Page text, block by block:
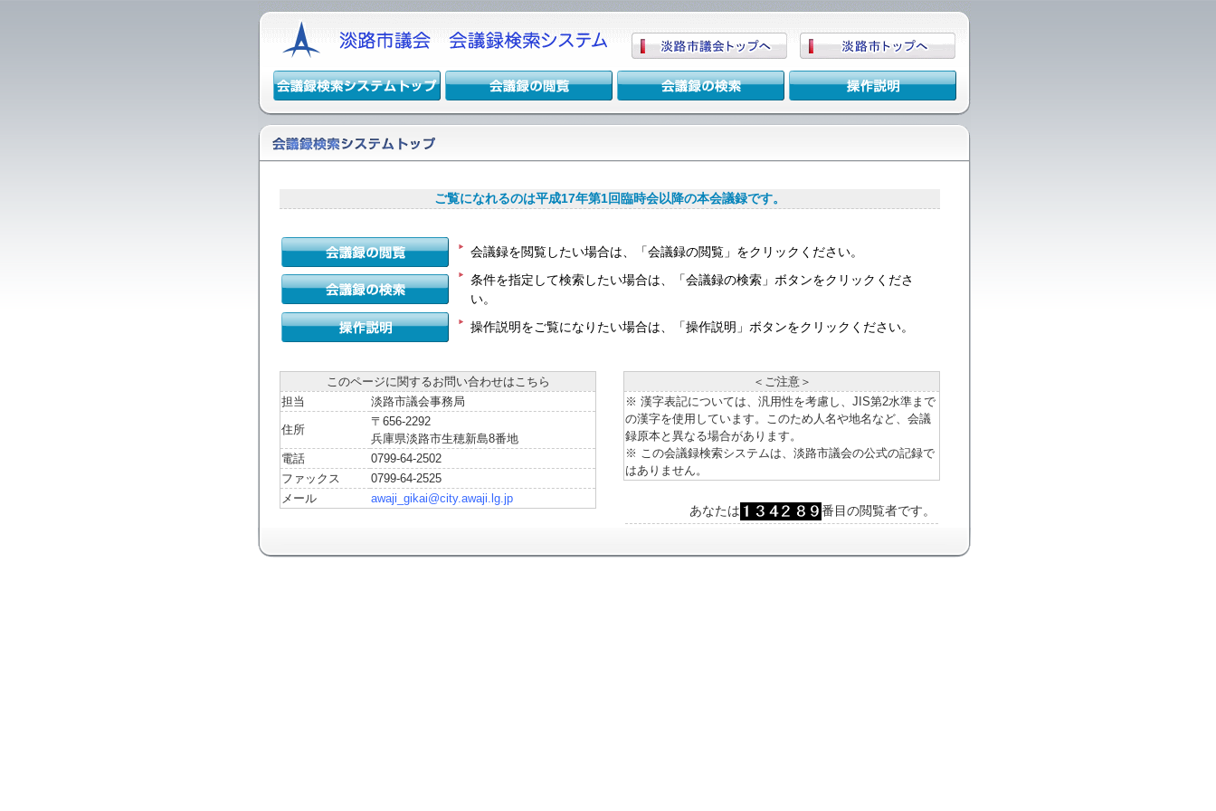
ご覧になれるのは平成17年第1回臨時会以降の本会議録です。
会議録を閲覧したい場合は、「会議録の閲覧」をクリックください。
条件を指定して検索したい場合は、「会議録の検索」ボタンをクリックくださ
い。
操作説明をご覧になりたい場合は、「操作説明」ボタンをクリックください。
このページに関するお問い合わせはこちら
担当
淡路市議会事務局
住所
〒656-2292
兵庫県淡路市生穂新島8番地
電話
0799-64-2502
ファックス
0799-64-2525
メール
awaji_gikai@city.awaji.lg.jp
＜ご注意＞
※ 漢字表記については、汎用性を考慮し、JIS第2水準まで
の漢字を使用しています。このため人名や地名など、会議
録原本と異なる場合があります。
※ この会議録検索システムは、淡路市議会の公式の記録で
はありません。
あなたは 番目の閲覧者です。